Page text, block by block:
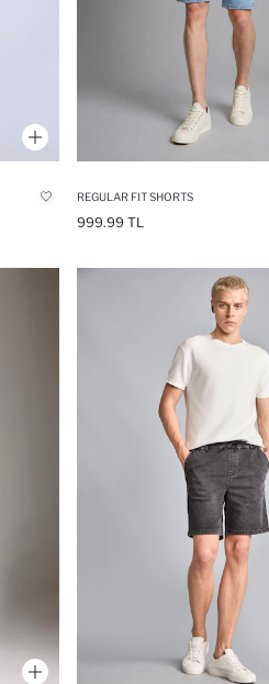
REGULAR FIT SHORTS
999.99 TL